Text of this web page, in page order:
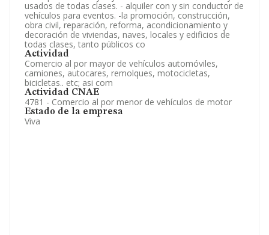
usados de todas clases. - alquiler con y sin conductor de
vehículos para eventos. -la promoción, construcción,
obra civil, reparación, reforma, acondicionamiento y
decoración de viviendas, naves, locales y edificios de
todas clases, tanto públicos co
Actividad
Comercio al por mayor de vehículos automóviles,
camiones, autocares, remolques, motocicletas,
bicicletas.. etc; asi com
Actividad CNAE
4781 - Comercio al por menor de vehículos de motor
Estado de la empresa
Viva